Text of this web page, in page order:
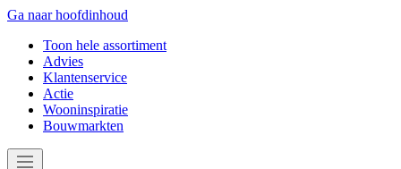
Ga naar hoofdinhoud
Toon hele assortiment
Advies
Klantenservice
Actie
Wooninspiratie
Bouwmarkten